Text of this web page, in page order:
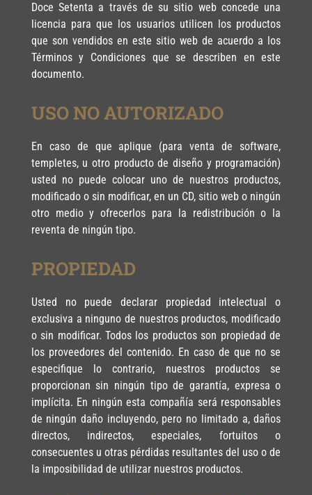
Doce Setenta a través de su sitio web concede una
licencia para que los usuarios utilicen los productos
que son vendidos en este sitio web de acuerdo a los
Términos y Condiciones que se describen en este
documento.
USO NO AUTORIZADO
En caso de que aplique (para venta de software,
templetes, u otro producto de diseño y programación)
usted no puede colocar uno de nuestros productos,
modificado o sin modificar, en un CD, sitio web o ningún
otro medio y ofrecerlos para la redistribución o la
reventa de ningún tipo.
PROPIEDAD
Usted no puede declarar propiedad intelectual o
exclusiva a ninguno de nuestros productos, modificado
o sin modificar. Todos los productos son propiedad de
los proveedores del contenido. En caso de que no se
especifique lo contrario, nuestros productos se
proporcionan sin ningún tipo de garantía, expresa o
implícita. En ningún esta compañía será responsables
de ningún daño incluyendo, pero no limitado a, daños
directos, indirectos, especiales, fortuitos o
consecuentes u otras pérdidas resultantes del uso o de
la imposibilidad de utilizar nuestros productos.